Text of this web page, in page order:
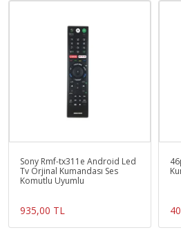
Sony Rmf-tx311e Android Led
Tv Orjinal Kumandası Ses
Komutlu Uyumlu
935,00 TL